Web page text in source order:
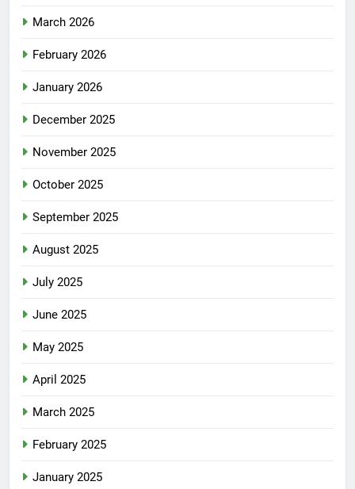
March 2026
February 2026
January 2026
December 2025
November 2025
October 2025
September 2025
August 2025
July 2025
June 2025
May 2025
April 2025
March 2025
February 2025
January 2025